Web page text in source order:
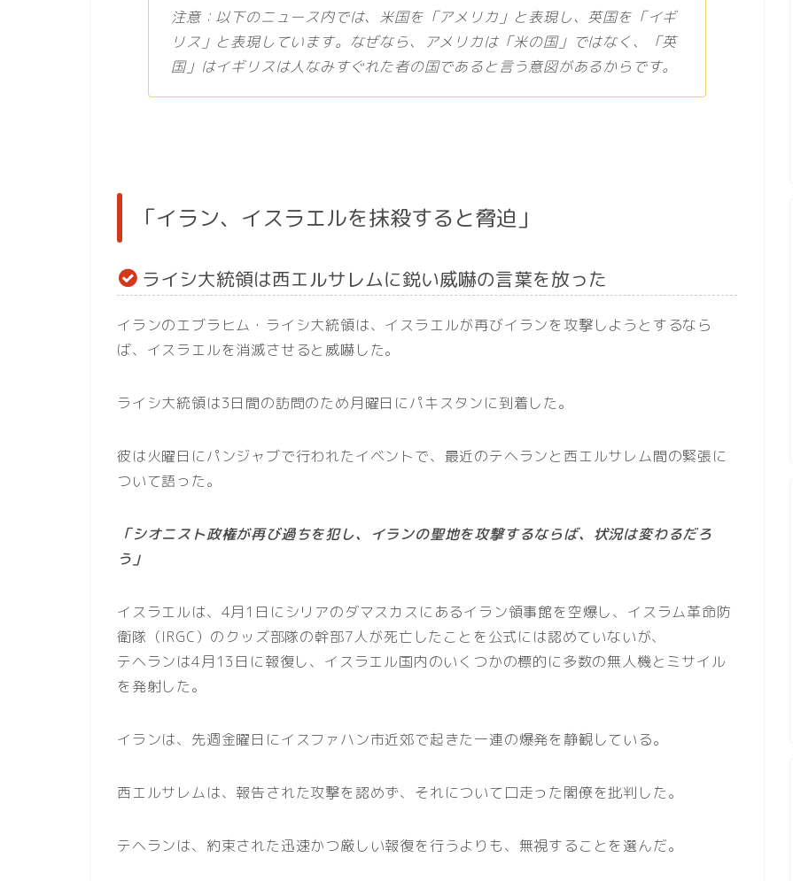
注意：以下のニュース内では、米国を「アメリカ」と表現し、英国を「イギ
リス」と表現しています。なぜなら、アメリカは「米の国」ではなく、「英
国」はイギリスは人なみすぐれた者の国であると言う意図があるからです。
「イラン、イスラエルを抹殺すると脅迫」
ライシ大統領は西エルサレムに鋭い威嚇の言葉を放った
イランのエブラヒム・ライシ大統領は、イスラエルが再びイランを攻撃しようとするなら
ば、イスラエルを消滅させると威嚇した。
ライシ大統領は3日間の訪問のため月曜日にパキスタンに到着した。
彼は火曜日にパンジャブで行われたイベントで、最近のテヘランと西エルサレム間の緊張に
ついて語った。
「シオニスト政権が再び過ちを犯し、イランの聖地を攻撃するならば、状況は変わるだろ
う」
イスラエルは、4月1日にシリアのダマスカスにあるイラン領事館を空爆し、イスラム革命防
衛隊（IRGC）のクッズ部隊の幹部7人が死亡したことを公式には認めていないが、
テヘランは4月13日に報復し、イスラエル国内のいくつかの標的に多数の無人機とミサイル
を発射した。
イランは、先週金曜日にイスファハン市近郊で起きた一連の爆発を静観している。
西エルサレムは、報告された攻撃を認めず、それについて口走った閣僚を批判した。
テヘランは、約束された迅速かつ厳しい報復を行うよりも、無視することを選んだ。